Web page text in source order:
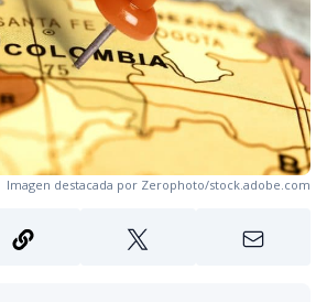
Imagen destacada por Zerophoto/stock.adobe.com